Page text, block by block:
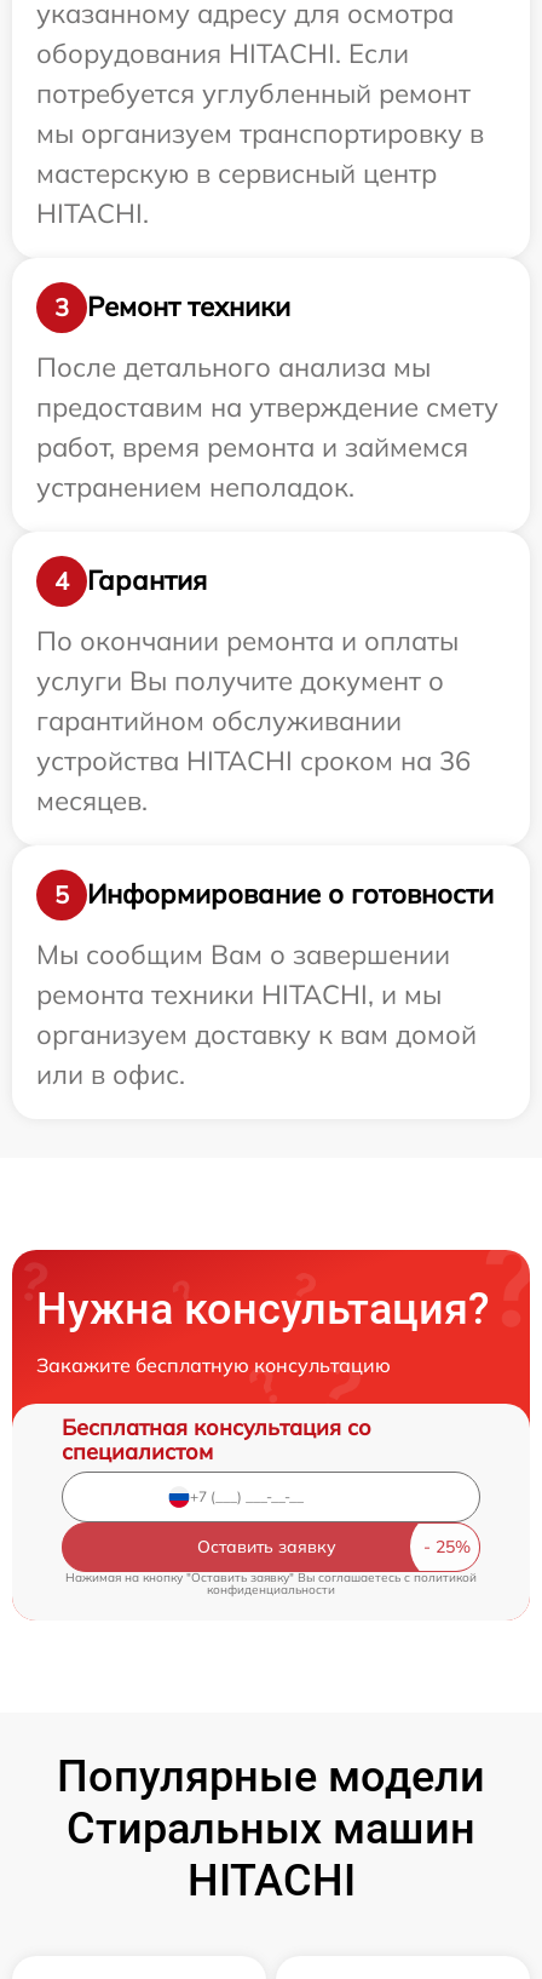
указанному адресу для осмотра
оборудования HITACHI. Если
потребуется углубленный ремонт
мы организуем транспортировку в
мастерскую в сервисный центр
HITACHI.
3
Ремонт техники
После детального анализа мы
предоставим на утверждение смету
работ, время ремонта и займемся
устранением неполадок.
4
Гарантия
По окончании ремонта и оплаты
услуги Вы получите документ о
гарантийном обслуживании
устройства HITACHI сроком на 36
месяцев.
5
Информирование о готовности
Мы сообщим Вам о завершении
ремонта техники HITACHI, и мы
организуем доставку к вам домой
или в офис.
Нужна консультация?
Закажите бесплатную консультацию
Бесплатная консультация со
специалистом
Оставить заявку
Нажимая на кнопку "Оставить заявку" Вы соглашаетесь cполитикой
конфиденциальности
Популярные модели
Стиральных машин
HITACHI